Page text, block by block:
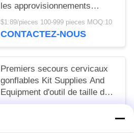
les approvisionnements
commerciaux d'équipement de
premiers secours
$1.89/pieces 100-999 pieces MOQ:10
CONTACTEZ-NOUS
Premiers secours cervicaux
gonflables Kit Supplies And
Equipment d'outil de taille de
soulagement de la douleur de